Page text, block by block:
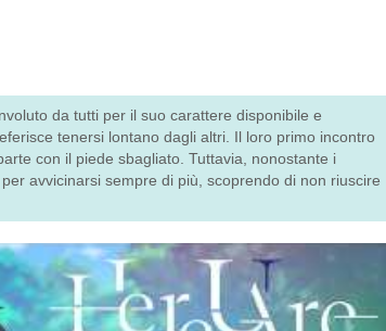
da tutti per il suo carattere disponibile e
tenersi lontano dagli altri. Il loro primo incontro
con il piede sbagliato. Tuttavia, nonostante i
avvicinarsi sempre di più, scoprendo di non riuscire